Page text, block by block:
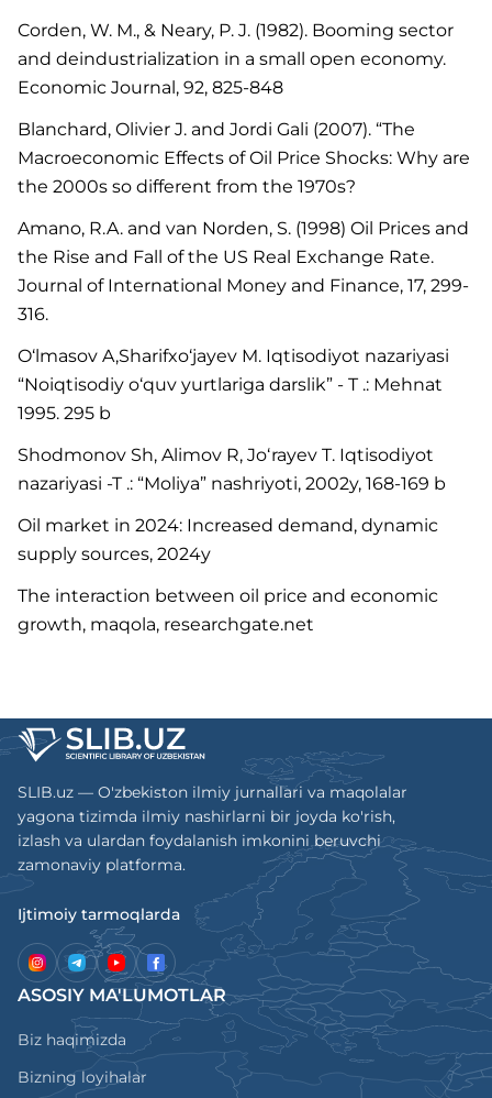
Corden, W. M., & Neary, P. J. (1982). Booming sector
and deindustrialization in a small open economy.
Economic Journal, 92, 825-848
Blanchard, Olivier J. and Jordi Gali (2007). “The
Macroeconomic Effects of Oil Price Shocks: Why are
the 2000s so different from the 1970s?
Amano, R.A. and van Norden, S. (1998) Oil Prices and
the Rise and Fall of the US Real Exchange Rate.
Journal of International Money and Finance, 17, 299-
316.
O‘lmasov A,Sharifxo‘jayev M. Iqtisodiyot nazariyasi
“Noiqtisodiy o‘quv yurtlariga darslik” - T .: Mehnat
1995. 295 b
Shodmonov Sh, Alimov R, Joʻrayev T. Iqtisodiyot
nazariyasi -T .: “Moliya” nashriyoti, 2002y, 168-169 b
Oil market in 2024: Increased demand, dynamic
supply sources, 2024y
The interaction between oil price and economic
growth, maqola, researchgate.net
SLIB.uz — O'zbekiston ilmiy jurnallari va maqolalar
yagona tizimda ilmiy nashirlarni bir joyda ko'rish,
izlash va ulardan foydalanish imkonini beruvchi
zamonaviy platforma.
Ijtimoiy tarmoqlarda
ASOSIY MA'LUMOTLAR
Biz haqimizda
Bizning loyihalar